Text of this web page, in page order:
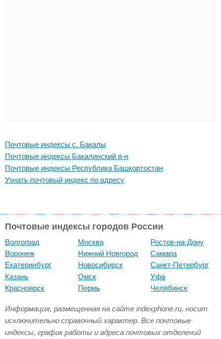
Почтовые индексы с. Бакалы
Почтовые индексы Бакалинский р-н
Почтовые индексы Республика Башкортостан
Узнать почтовый индекс по адресу
Почтовые индексы городов России
Волгоград
Воронеж
Екатеринбург
Казань
Красноярск
Москва
Нижний Новгород
Новосибирск
Омск
Пермь
Ростов-на-Дону
Самара
Санкт-Петербург
Уфа
Челябинск
Информация, размещенная на сайте indexphone.ru, носит
исключительно справочный характер. Все почтовые
индексы, график работы и адреса почтовых отделений